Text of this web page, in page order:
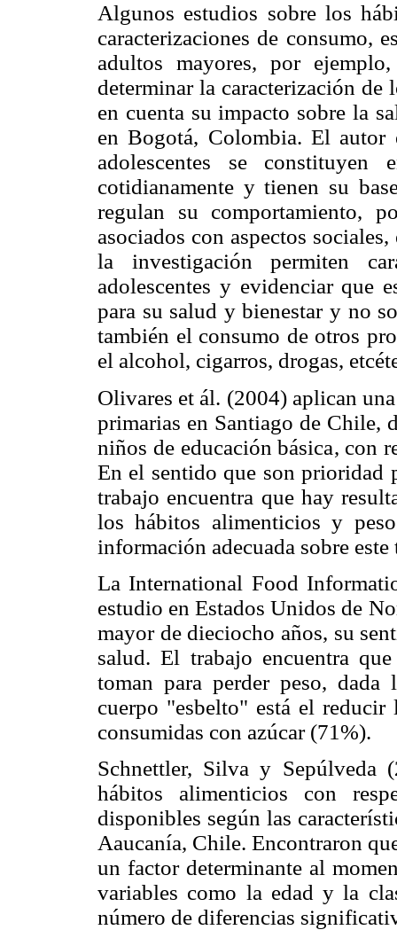
Algunos estudios sobre los
caracterizaciones de consumo,
adultos mayores, por
determinar la caracterización
en cuenta su impacto sobre la
en Bogotá, Colombia. El
adolescentes se
cotidianamente y tienen su
regulan su comportamiento,
asociados con aspectos
la investigación permiten
adolescentes y evidenciar que
para su salud y bienestar y no
también el consumo de otros
el alcohol, cigarros, drogas,
Olivares et ál. (2004) aplican
primarias en Santiago de Chile,
niños de educación básica, con
En el sentido que son prioridad
trabajo encuentra que hay
los hábitos alimenticios y
información adecuada sobre
La International Food
estudio en Estados Unidos de
mayor de dieciocho años, su
salud. El trabajo encuentra
toman para perder peso,
cuerpo "esbelto" está el
consumidas con azúcar (71%).
Schnettler, Silva y Sepúlveda
hábitos alimenticios con
disponibles según las
Aaucanía, Chile. Encontraron
un factor determinante al
variables como la edad y la
número de diferencias